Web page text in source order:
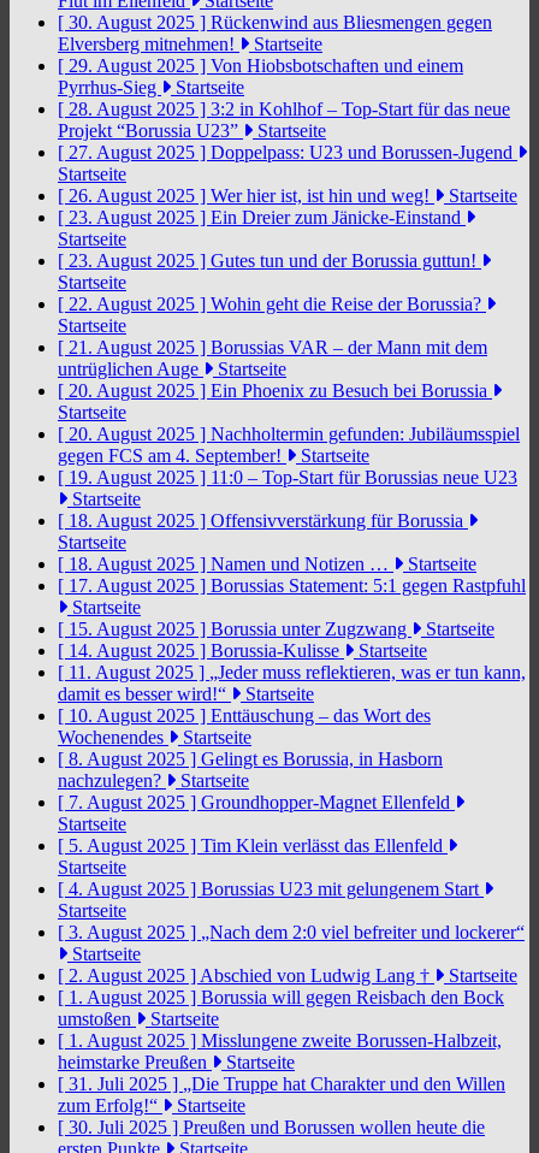
[ 30. August 2025 ] Rückenwind aus Bliesmengen gegen
Elversberg mitnehmen!
Startseite
[ 29. August 2025 ] Von Hiobsbotschaften und einem
Pyrrhus-Sieg
Startseite
[ 28. August 2025 ] 3:2 in Kohlhof – Top-Start für das neue
Projekt “Borussia U23”
Startseite
[ 27. August 2025 ] Doppelpass: U23 und Borussen-Jugend
Startseite
[ 26. August 2025 ] Wer hier ist, ist hin und weg!
Startseite
[ 23. August 2025 ] Ein Dreier zum Jänicke-Einstand
Startseite
[ 23. August 2025 ] Gutes tun und der Borussia guttun!
Startseite
[ 22. August 2025 ] Wohin geht die Reise der Borussia?
Startseite
[ 21. August 2025 ] Borussias VAR – der Mann mit dem
untrüglichen Auge
Startseite
[ 20. August 2025 ] Ein Phoenix zu Besuch bei Borussia
Startseite
[ 20. August 2025 ] Nachholtermin gefunden: Jubiläumsspiel
gegen FCS am 4. September!
Startseite
[ 19. August 2025 ] 11:0 – Top-Start für Borussias neue U23
Startseite
[ 18. August 2025 ] Offensivverstärkung für Borussia
Startseite
[ 18. August 2025 ] Namen und Notizen …
Startseite
[ 17. August 2025 ] Borussias Statement: 5:1 gegen Rastpfuhl
Startseite
[ 15. August 2025 ] Borussia unter Zugzwang
Startseite
[ 14. August 2025 ] Borussia-Kulisse
Startseite
[ 11. August 2025 ] „Jeder muss reflektieren, was er tun kann,
damit es besser wird!“
Startseite
[ 10. August 2025 ] Enttäuschung – das Wort des
Wochenendes
Startseite
[ 8. August 2025 ] Gelingt es Borussia, in Hasborn
nachzulegen?
Startseite
[ 7. August 2025 ] Groundhopper-Magnet Ellenfeld
Startseite
[ 5. August 2025 ] Tim Klein verlässt das Ellenfeld
Startseite
[ 4. August 2025 ] Borussias U23 mit gelungenem Start
Startseite
[ 3. August 2025 ] „Nach dem 2:0 viel befreiter und lockerer“
Startseite
[ 2. August 2025 ] Abschied von Ludwig Lang †
Startseite
[ 1. August 2025 ] Borussia will gegen Reisbach den Bock
umstoßen
Startseite
[ 1. August 2025 ] Misslungene zweite Borussen-Halbzeit,
heimstarke Preußen
Startseite
[ 31. Juli 2025 ] „Die Truppe hat Charakter und den Willen
zum Erfolg!“
Startseite
[ 30. Juli 2025 ] Preußen und Borussen wollen heute die
ersten Punkte
Startseite